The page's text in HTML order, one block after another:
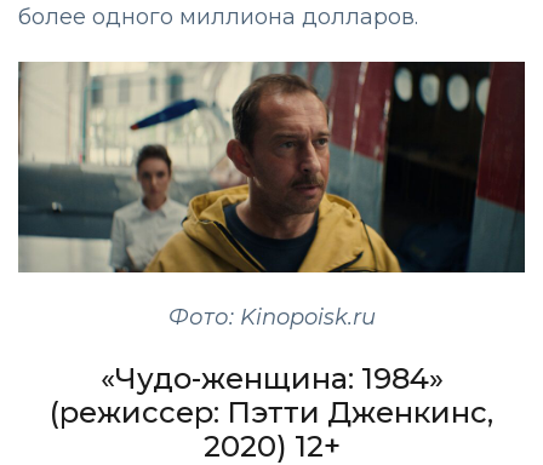
более одного миллиона долларов.
Фото: Kinopoisk.ru
«Чудо-женщина: 1984»
(режиссер: Пэтти Дженкинс,
2020) 12+